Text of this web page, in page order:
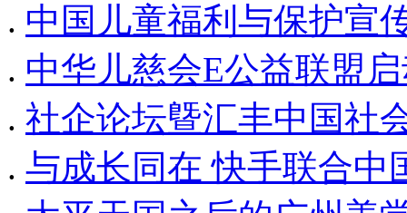
. 中国儿童福利与保护宣
. 中华儿慈会E公益联盟
. 社企论坛曁汇丰中国社
. 与成长同在 快手联合中